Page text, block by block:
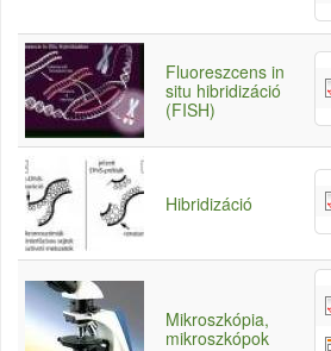
Fluoreszcens in
situ hibridizáció
(FISH)
Hibridizáció
Mikroszkópia,
mikroszkópok